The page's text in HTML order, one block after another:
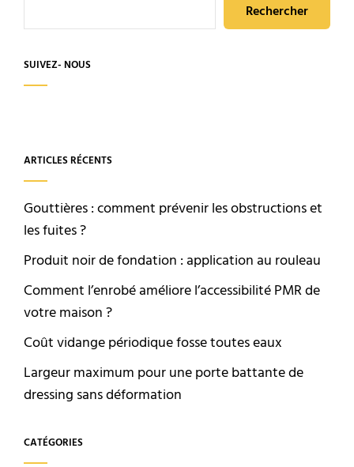
Rechercher
SUIVEZ- NOUS
ARTICLES RÉCENTS
Gouttières : comment prévenir les obstructions et
les fuites ?
Produit noir de fondation : application au rouleau
Comment l’enrobé améliore l’accessibilité PMR de
votre maison ?
Coût vidange périodique fosse toutes eaux
Largeur maximum pour une porte battante de
dressing sans déformation
CATÉGORIES